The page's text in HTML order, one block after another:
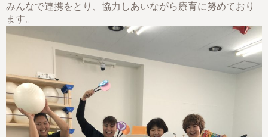
みんなで連携をとり、協力しあいながら療育に努めており
ます。